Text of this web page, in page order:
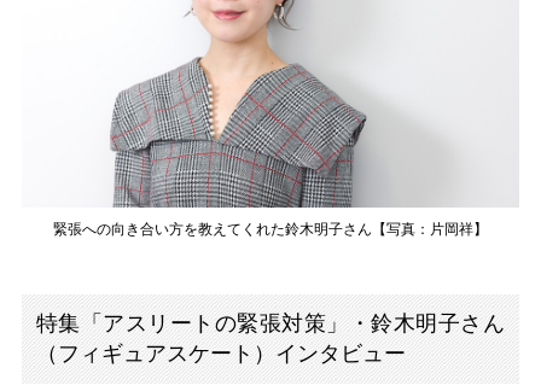
緊張への向き合い方を教えてくれた鈴木明子さん【写真：片岡祥】
特集「アスリートの緊張対策」・鈴木明子さん
（フィギュアスケート）インタビュー